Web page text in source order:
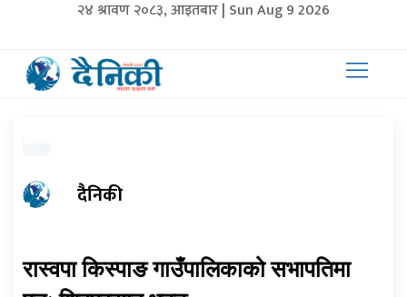
२४ श्रावण २०८३, आइतबार | Sun Aug 9 2026
दैनिकी
रास्वपा किस्पाङ गाउँपालिकाको सभापतिमा